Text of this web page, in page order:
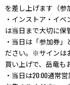
を差し上げます（参
・インストア・イ
は当日まで大切に保
・当日は「参加券
ださい。※サインは
買い上げで、岳竜も
・当日は20:00通常